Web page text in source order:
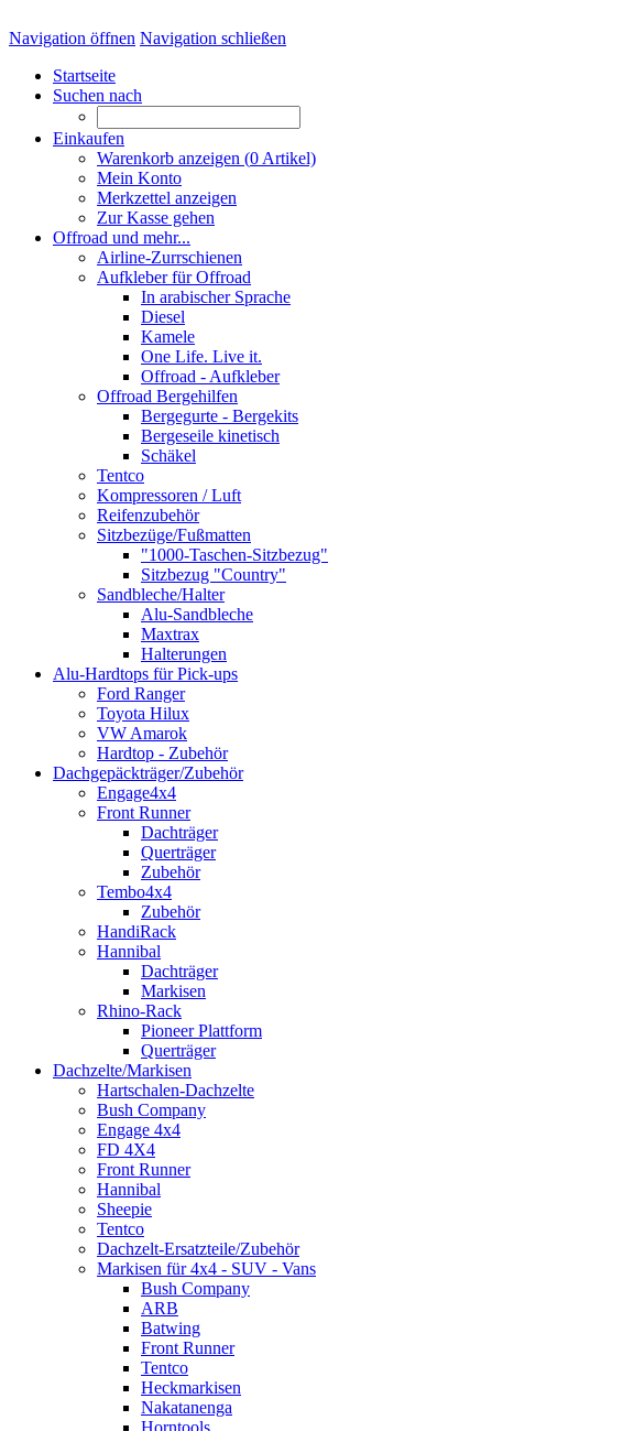
Navigation öffnen Navigation schließen
Startseite
Suchen nach
Einkaufen
Warenkorb anzeigen (0 Artikel)
Mein Konto
Merkzettel anzeigen
Zur Kasse gehen
Offroad und mehr...
Airline-Zurrschienen
Aufkleber für Offroad
In arabischer Sprache
Diesel
Kamele
One Life. Live it.
Offroad - Aufkleber
Offroad Bergehilfen
Bergegurte - Bergekits
Bergeseile kinetisch
Schäkel
Tentco
Kompressoren / Luft
Reifenzubehör
Sitzbezüge/Fußmatten
"1000-Taschen-Sitzbezug"
Sitzbezug "Country"
Sandbleche/Halter
Alu-Sandbleche
Maxtrax
Halterungen
Alu-Hardtops für Pick-ups
Ford Ranger
Toyota Hilux
VW Amarok
Hardtop - Zubehör
Dachgepäckträger/Zubehör
Engage4x4
Front Runner
Dachträger
Querträger
Zubehör
Tembo4x4
Zubehör
HandiRack
Hannibal
Dachträger
Markisen
Rhino-Rack
Pioneer Plattform
Querträger
Dachzelte/Markisen
Hartschalen-Dachzelte
Bush Company
Engage 4x4
FD 4X4
Front Runner
Hannibal
Sheepie
Tentco
Dachzelt-Ersatzteile/Zubehör
Markisen für 4x4 - SUV - Vans
Bush Company
ARB
Batwing
Front Runner
Tentco
Heckmarkisen
Nakatanenga
Horntools